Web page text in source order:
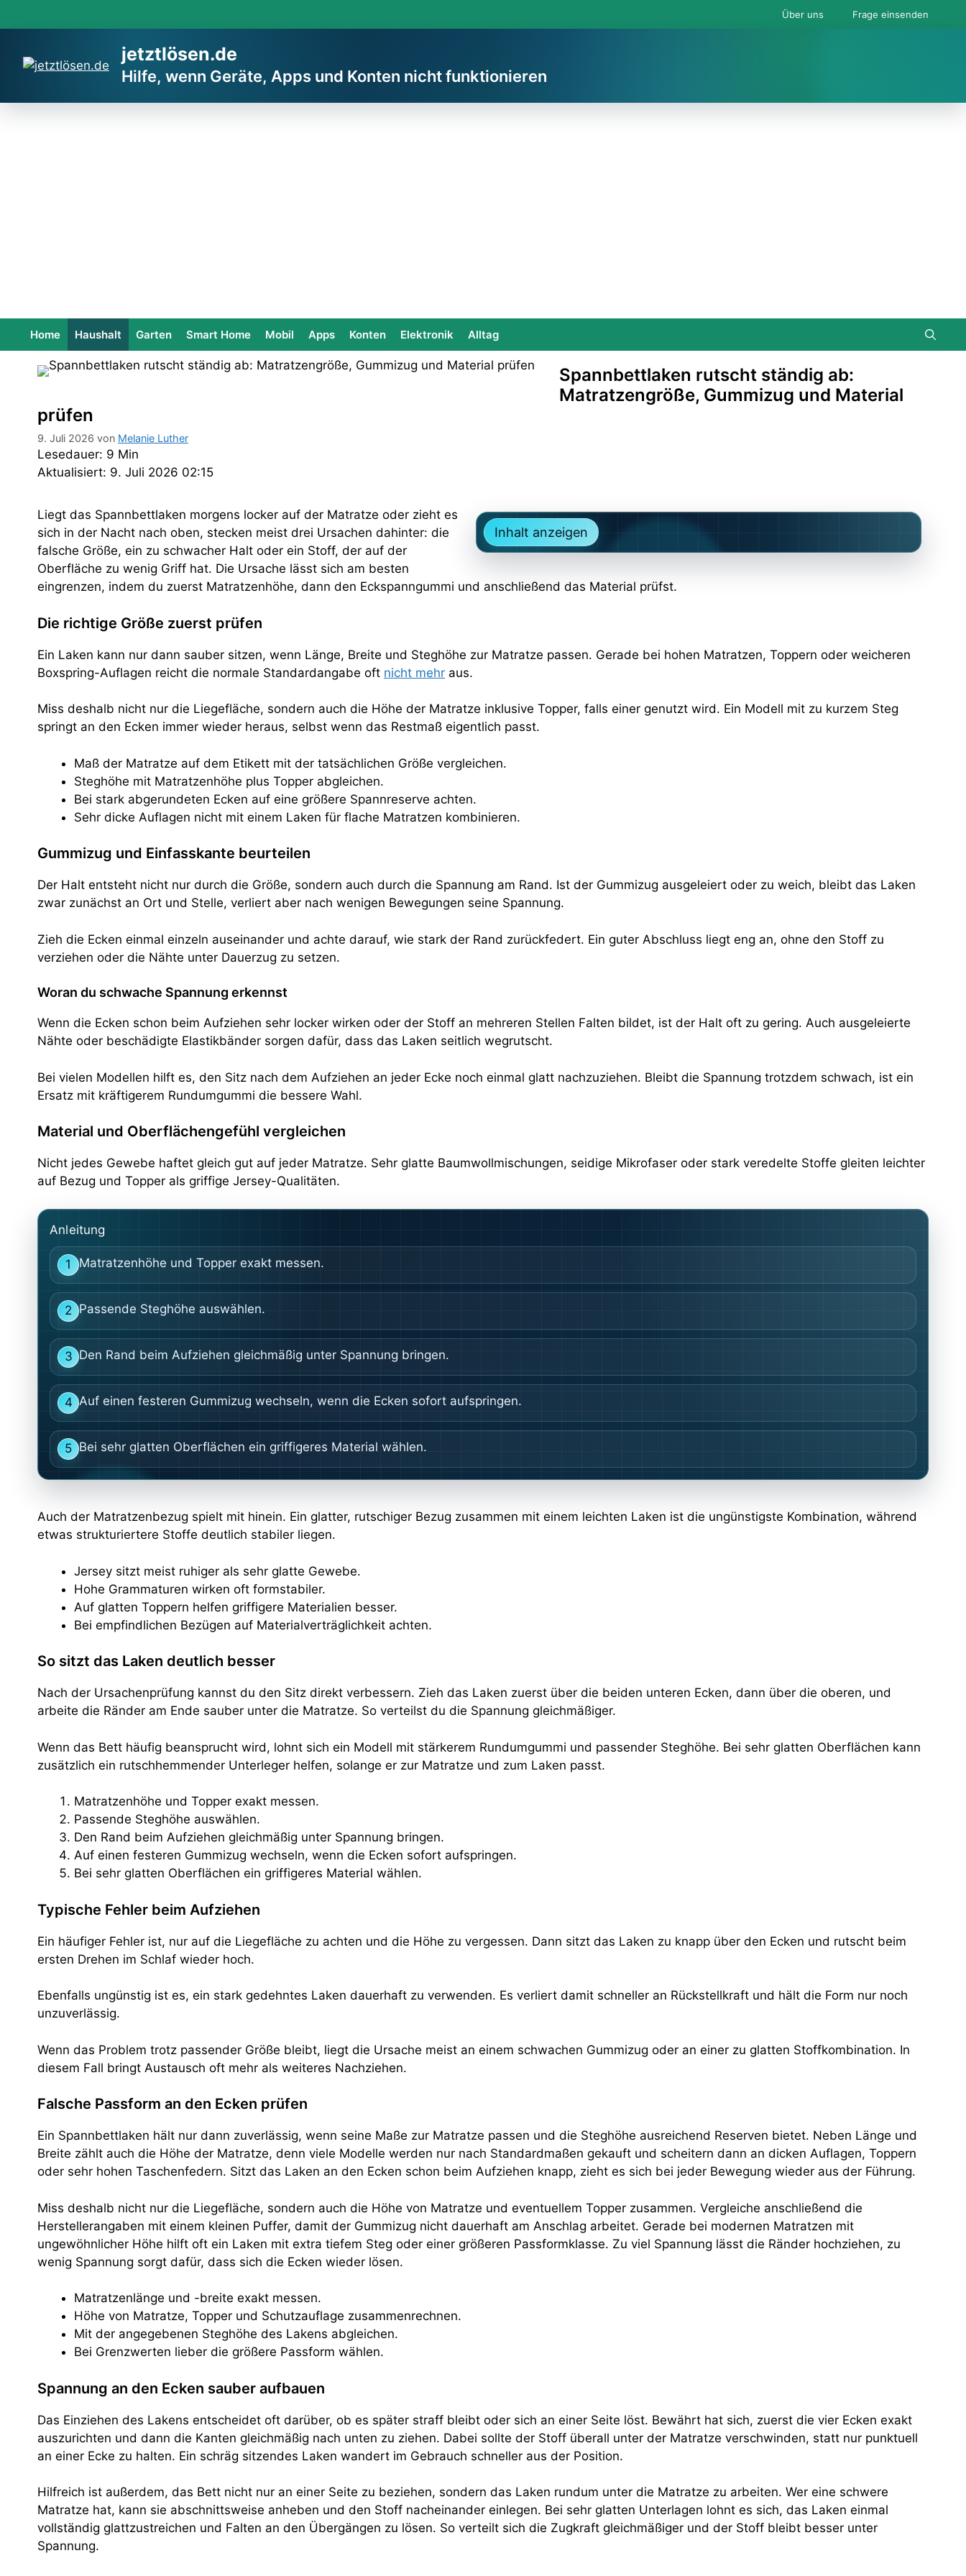
Inhalt
Über uns Frage einsenden
jetztlösen.de
Hilfe, wenn Geräte, Apps und Konten nicht funktionieren
Home Haushalt Garten Smart Home Mobil Apps Konten Elektronik Alltag
Spannbettlaken rutscht ständig ab:
Matratzengröße, Gummizug und Material
prüfen
9. Juli 2026 von Melanie Luther
Lesedauer: 9 Min
Aktualisiert: 9. Juli 2026 02:15
Inhalt anzeigen
Liegt das Spannbettlaken morgens locker auf der Matratze oder zieht es
sich in der Nacht nach oben, stecken meist drei Ursachen dahinter: die
falsche Größe, ein zu schwacher Halt oder ein Stoff, der auf der
Oberfläche zu wenig Griff hat. Die Ursache lässt sich am besten
eingrenzen, indem du zuerst Matratzenhöhe, dann den Eckspanngummi und anschließend das Material prüfst.
Die richtige Größe zuerst prüfen
Ein Laken kann nur dann sauber sitzen, wenn Länge, Breite und Steghöhe zur Matratze passen. Gerade bei hohen Matratzen, Toppern oder weicheren
Boxspring-Auflagen reicht die normale Standardangabe oft nicht mehr aus.
Miss deshalb nicht nur die Liegefläche, sondern auch die Höhe der Matratze inklusive Topper, falls einer genutzt wird. Ein Modell mit zu kurzem Steg
springt an den Ecken immer wieder heraus, selbst wenn das Restmaß eigentlich passt.
Maß der Matratze auf dem Etikett mit der tatsächlichen Größe vergleichen.
Steghöhe mit Matratzenhöhe plus Topper abgleichen.
Bei stark abgerundeten Ecken auf eine größere Spannreserve achten.
Sehr dicke Auflagen nicht mit einem Laken für flache Matratzen kombinieren.
Gummizug und Einfasskante beurteilen
Der Halt entsteht nicht nur durch die Größe, sondern auch durch die Spannung am Rand. Ist der Gummizug ausgeleiert oder zu weich, bleibt das Laken
zwar zunächst an Ort und Stelle, verliert aber nach wenigen Bewegungen seine Spannung.
Zieh die Ecken einmal einzeln auseinander und achte darauf, wie stark der Rand zurückfedert. Ein guter Abschluss liegt eng an, ohne den Stoff zu
verziehen oder die Nähte unter Dauerzug zu setzen.
Woran du schwache Spannung erkennst
Wenn die Ecken schon beim Aufziehen sehr locker wirken oder der Stoff an mehreren Stellen Falten bildet, ist der Halt oft zu gering. Auch ausgeleierte
Nähte oder beschädigte Elastikbänder sorgen dafür, dass das Laken seitlich wegrutscht.
Bei vielen Modellen hilft es, den Sitz nach dem Aufziehen an jeder Ecke noch einmal glatt nachzuziehen. Bleibt die Spannung trotzdem schwach, ist ein
Ersatz mit kräftigerem Rundumgummi die bessere Wahl.
Material und Oberflächengefühl vergleichen
Nicht jedes Gewebe haftet gleich gut auf jeder Matratze. Sehr glatte Baumwollmischungen, seidige Mikrofaser oder stark veredelte Stoffe gleiten leichter
auf Bezug und Topper als griffige Jersey-Qualitäten.
Anleitung
1 Matratzenhöhe und Topper exakt messen.
2 Passende Steghöhe auswählen.
3 Den Rand beim Aufziehen gleichmäßig unter Spannung bringen.
4 Auf einen festeren Gummizug wechseln, wenn die Ecken sofort aufspringen.
5 Bei sehr glatten Oberflächen ein griffigeres Material wählen.
Auch der Matratzenbezug spielt mit hinein. Ein glatter, rutschiger Bezug zusammen mit einem leichten Laken ist die ungünstigste Kombination, während
etwas strukturiertere Stoffe deutlich stabiler liegen.
Jersey sitzt meist ruhiger als sehr glatte Gewebe.
Hohe Grammaturen wirken oft formstabiler.
Auf glatten Toppern helfen griffigere Materialien besser.
Bei empfindlichen Bezügen auf Materialverträglichkeit achten.
So sitzt das Laken deutlich besser
Nach der Ursachenprüfung kannst du den Sitz direkt verbessern. Zieh das Laken zuerst über die beiden unteren Ecken, dann über die oberen, und
arbeite die Ränder am Ende sauber unter die Matratze. So verteilst du die Spannung gleichmäßiger.
Wenn das Bett häufig beansprucht wird, lohnt sich ein Modell mit stärkerem Rundumgummi und passender Steghöhe. Bei sehr glatten Oberflächen kann
zusätzlich ein rutschhemmender Unterleger helfen, solange er zur Matratze und zum Laken passt.
Matratzenhöhe und Topper exakt messen.
Passende Steghöhe auswählen.
Den Rand beim Aufziehen gleichmäßig unter Spannung bringen.
Auf einen festeren Gummizug wechseln, wenn die Ecken sofort aufspringen.
Bei sehr glatten Oberflächen ein griffigeres Material wählen.
Typische Fehler beim Aufziehen
Ein häufiger Fehler ist, nur auf die Liegefläche zu achten und die Höhe zu vergessen. Dann sitzt das Laken zu knapp über den Ecken und rutscht beim
ersten Drehen im Schlaf wieder hoch.
Ebenfalls ungünstig ist es, ein stark gedehntes Laken dauerhaft zu verwenden. Es verliert damit schneller an Rückstellkraft und hält die Form nur noch
unzuverlässig.
Wenn das Problem trotz passender Größe bleibt, liegt die Ursache meist an einem schwachen Gummizug oder an einer zu glatten Stoffkombination. In
diesem Fall bringt Austausch oft mehr als weiteres Nachziehen.
Falsche Passform an den Ecken prüfen
Ein Spannbettlaken hält nur dann zuverlässig, wenn seine Maße zur Matratze passen und die Steghöhe ausreichend Reserven bietet. Neben Länge und
Breite zählt auch die Höhe der Matratze, denn viele Modelle werden nur nach Standardmaßen gekauft und scheitern dann an dicken Auflagen, Toppern
oder sehr hohen Taschenfedern. Sitzt das Laken an den Ecken schon beim Aufziehen knapp, zieht es sich bei jeder Bewegung wieder aus der Führung.
Miss deshalb nicht nur die Liegefläche, sondern auch die Höhe von Matratze und eventuellem Topper zusammen. Vergleiche anschließend die
Herstellerangaben mit einem kleinen Puffer, damit der Gummizug nicht dauerhaft am Anschlag arbeitet. Gerade bei modernen Matratzen mit
ungewöhnlicher Höhe hilft oft ein Laken mit extra tiefem Steg oder einer größeren Passformklasse. Zu viel Spannung lässt die Ränder hochziehen, zu
wenig Spannung sorgt dafür, dass sich die Ecken wieder lösen.
Matratzenlänge und -breite exakt messen.
Höhe von Matratze, Topper und Schutzauflage zusammenrechnen.
Mit der angegebenen Steghöhe des Lakens abgleichen.
Bei Grenzwerten lieber die größere Passform wählen.
Spannung an den Ecken sauber aufbauen
Das Einziehen des Lakens entscheidet oft darüber, ob es später straff bleibt oder sich an einer Seite löst. Bewährt hat sich, zuerst die vier Ecken exakt
auszurichten und dann die Kanten gleichmäßig nach unten zu ziehen. Dabei sollte der Stoff überall unter der Matratze verschwinden, statt nur punktuell
an einer Ecke zu halten. Ein schräg sitzendes Laken wandert im Gebrauch schneller aus der Position.
Hilfreich ist außerdem, das Bett nicht nur an einer Seite zu beziehen, sondern das Laken rundum unter die Matratze zu arbeiten. Wer eine schwere
Matratze hat, kann sie abschnittsweise anheben und den Stoff nacheinander einlegen. Bei sehr glatten Unterlagen lohnt es sich, das Laken einmal
vollständig glattzustreichen und Falten an den Übergängen zu lösen. So verteilt sich die Zugkraft gleichmäßiger und der Stoff bleibt besser unter
Spannung.